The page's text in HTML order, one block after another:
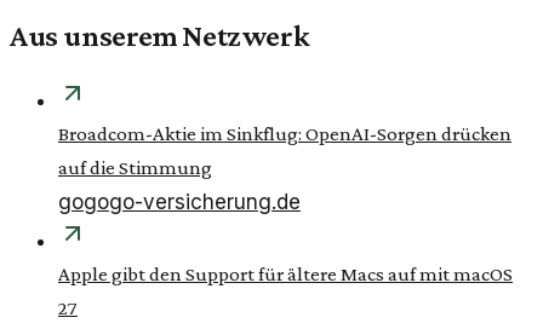
Aus unserem Netzwerk
Broadcom-Aktie im Sinkflug: OpenAI-Sorgen drücken
auf die Stimmung
gogogo-versicherung.de
Apple gibt den Support für ältere Macs auf mit macOS
27